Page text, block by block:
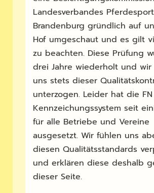
Landesverbandes
Brandenburg gründlich auf
Hof umgeschaut und es gilt
zu beachten. Diese Prüfung
drei Jahre wiederholt und wir
uns stets dieser
unterzogen. Leider hat die
Kennzeichungssystem seit
für alle Betriebe und Vereine
ausgesetzt. Wir fühlen uns
diesen Qualitätsstandards
und erklären diese deshalb
dieser Seite.